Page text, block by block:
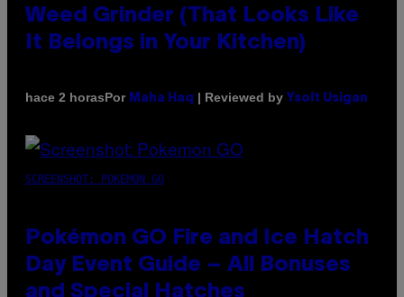
Weed Grinder (That Looks Like
It Belongs in Your Kitchen)
hace 2 horasPor Maha Haq | Reviewed by Ysolt Usigan
SCREENSHOT: POKEMON GO
Pokémon GO Fire and Ice Hatch
Day Event Guide – All Bonuses
and Special Hatches